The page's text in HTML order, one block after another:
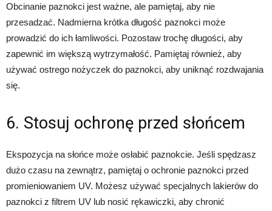
Obcinanie paznokci jest ważne, ale pamiętaj, aby nie
przesadzać. Nadmierna krótka długość paznokci może
prowadzić do ich łamliwości. Pozostaw trochę długości, aby
zapewnić im większą wytrzymałość. Pamiętaj również, aby
używać ostrego nożyczek do paznokci, aby uniknąć rozdwajania
się.
6. Stosuj ochronę przed słońcem
Ekspozycja na słońce może osłabić paznokcie. Jeśli spędzasz
dużo czasu na zewnątrz, pamiętaj o ochronie paznokci przed
promieniowaniem UV. Możesz używać specjalnych lakierów do
paznokci z filtrem UV lub nosić rękawiczki, aby chronić